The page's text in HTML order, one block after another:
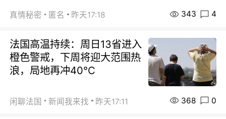
真情秘密 匿名 昨天17:18 343 4
法国高温持续：周日13省进入
橙色警戒，下周将迎大范围热
浪，局地再冲40℃
闲聊法国 新闻我来找 昨天17:11 368 0